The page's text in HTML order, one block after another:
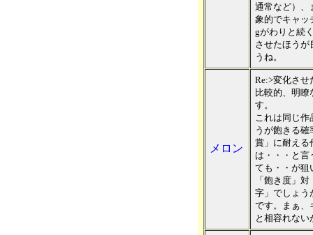
通常など）、
象的でキャッ
gがわりと続
させたほうが
うね。
メロン
Re:>変化さ
比較的、明
す。
これは同じ作
うが飽きる
賞」に耐える
は・・・と言
ても・・が狙
「飽き度」
字」でしょう
です。まぁ、
と相容れな